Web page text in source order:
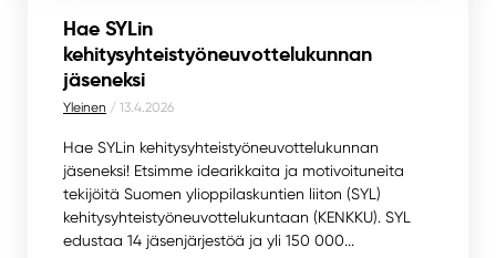
Hae SYLin
kehitysyhteistyöneuvottelukunnan
jäseneksi
Yleinen / 13.4.2026
Hae SYLin kehitysyhteistyöneuvottelukunnan
jäseneksi! Etsimme idearikkaita ja motivoituneita
tekijöitä Suomen ylioppilaskuntien liiton (SYL)
kehitysyhteistyöneuvottelukuntaan (KENKKU). SYL
edustaa 14 jäsenjärjestöä ja yli 150 000...